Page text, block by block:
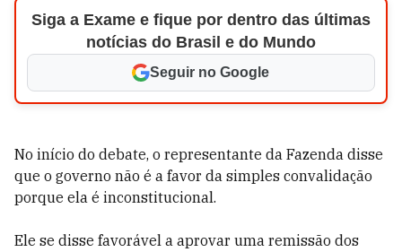
Siga a Exame e fique por dentro das últimas
notícias do Brasil e do Mundo
Seguir no Google
No início do debate, o representante da Fazenda disse
que o governo não é a favor da simples convalidação
porque ela é inconstitucional.
Ele se disse favorável a aprovar uma remissão dos